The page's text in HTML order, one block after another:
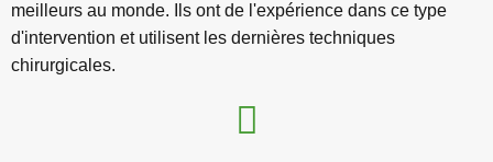
meilleurs au monde. Ils ont de l'expérience dans ce type
d'intervention et utilisent les dernières techniques
chirurgicales.